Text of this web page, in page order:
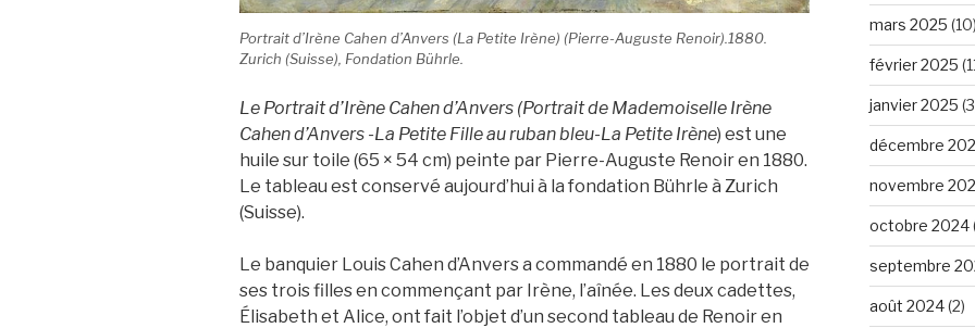
Portrait d’Irène Cahen d’Anvers (La Petite Irène) (Pierre-Auguste Renoir).1880.
Zurich (Suisse), Fondation Bührle.
Le Portrait d’Irène Cahen d’Anvers (Portrait de Mademoiselle Irène
Cahen d’Anvers -La Petite Fille au ruban bleu-La Petite Irène) est une
huile sur toile (65 × 54 cm) peinte par Pierre-Auguste Renoir en 1880.
Le tableau est conservé aujourd’hui à la fondation Bührle à Zurich
(Suisse).
Le banquier Louis Cahen d’Anvers a commandé en 1880 le portrait de
ses trois filles en commençant par Irène, l’aînée. Les deux cadettes,
Élisabeth et Alice, ont fait l’objet d’un second tableau de Renoir en
mars 2025 (10)
février 2025
janvier 2025
décembre
novembre
octobre 2024
septembre
août 2024(2)